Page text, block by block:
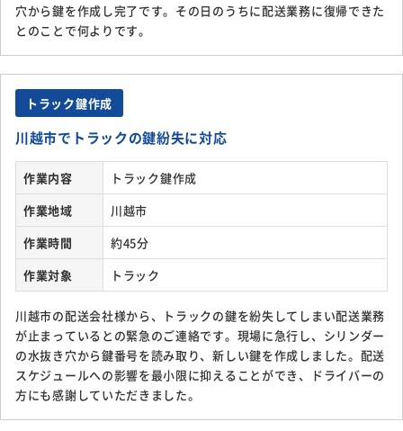
穴から鍵を作成し完了です。その日のうちに配送業務に復帰できた
とのことで何よりです。
トラック鍵作成
川越市でトラックの鍵紛失に対応
作業内容
トラック鍵作成
作業地域
川越市
作業時間
約45分
作業対象
トラック
川越市の配送会社様から、トラックの鍵を紛失してしまい配送業務
が止まっているとの緊急のご連絡です。現場に急行し、シリンダー
の水抜き穴から鍵番号を読み取り、新しい鍵を作成しました。配送
スケジュールへの影響を最小限に抑えることができ、ドライバーの
方にも感謝していただきました。